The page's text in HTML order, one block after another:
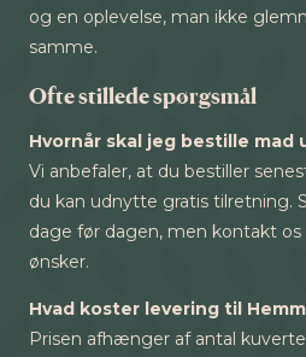
og en oplevelse, man ikke
samme.
Ofte stillede spørgsmål
Hvornår skal jeg bestille mad
Vi anbefaler, at du bestiller
du kan udnytte gratis tilretning.
dage før dagen, men kontakt
ønsker.
Hvad koster levering til
Prisen afhænger af antal